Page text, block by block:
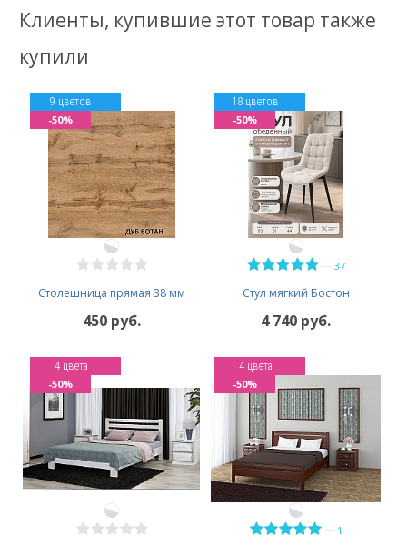
Клиенты, купившие этот товар также
купили
Столешница прямая 38 мм
9 цветов
450 руб.
-50%
37
Стул мягкий Бостон
18 цветов
4 740 руб.
-50%
4 цвета
-50%
1
4 цвета
-50%